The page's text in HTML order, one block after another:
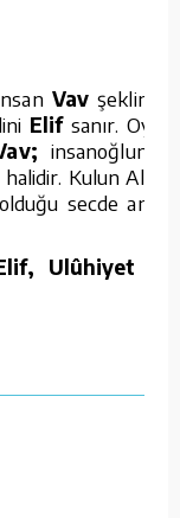
Vav şeklinde
Elifsanır. Oysa
insanoğlunun
Kulun Allah
secde anını
Ulûhiyet